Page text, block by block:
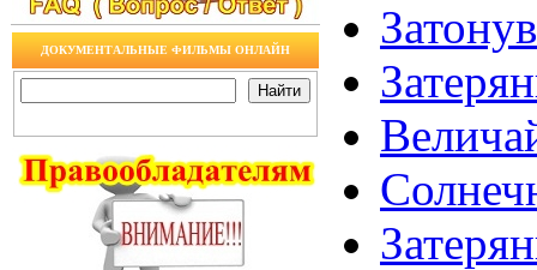
ДОКУМЕНТАЛЬНЫЕ ФИЛЬМЫ ОНЛАЙН